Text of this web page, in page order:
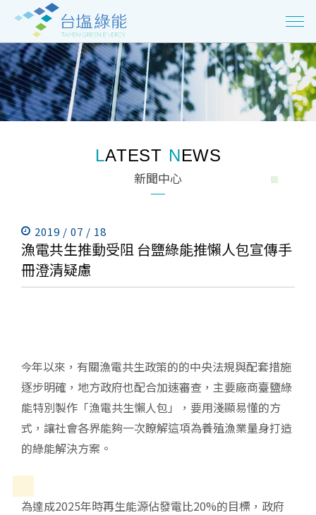
LATEST NEWS
新聞中心
2019 / 07 / 18
漁電共生推動受阻 台鹽綠能推懶人包宣傳手
冊澄清疑慮
今年以來，有關漁電共生政策的的中央法規與配套措施
逐步明確，地方政府也配合加速審查，主要廠商臺鹽綠
能特別製作「漁電共生懶人包」，要用淺顯易懂的方
式，讓社會各界能夠一次瞭解這項為養殖漁業量身打造
的綠能解決方案。
為達成2025年時再生能源佔發電比20%的目標，政府